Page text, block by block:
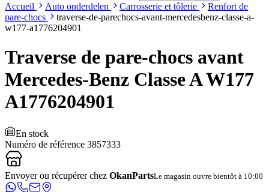
Accueil Auto onderdelen Carrosserie et tôlerie
Renfort de
pare-chocs
traverse-de-parechocs-avant-mercedesbenz-classe-a-
w177-a1776204901
Traverse de pare-chocs avant
Mercedes-Benz Classe A W177
A1776204901
En stock
Numéro de référence 3857333
Envoyer ou récupérer chez OkanPartsLe magasin ouvre bientôt à 10:00